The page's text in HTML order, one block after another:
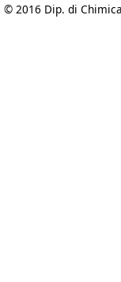
© 2016 Dip. di